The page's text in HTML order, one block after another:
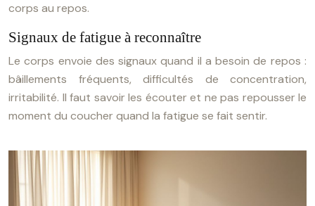
corps au repos.
Signaux de fatigue à reconnaître
Le corps envoie des signaux quand il a besoin de repos :
bâillements fréquents, difficultés de concentration,
irritabilité. Il faut savoir les écouter et ne pas repousser le
moment du coucher quand la fatigue se fait sentir.